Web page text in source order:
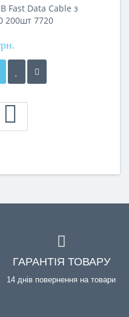
Fast Data Cable з
200шт 7720
ГАРАНТІЯ ТОВАРУ
14 днів повернення на товари